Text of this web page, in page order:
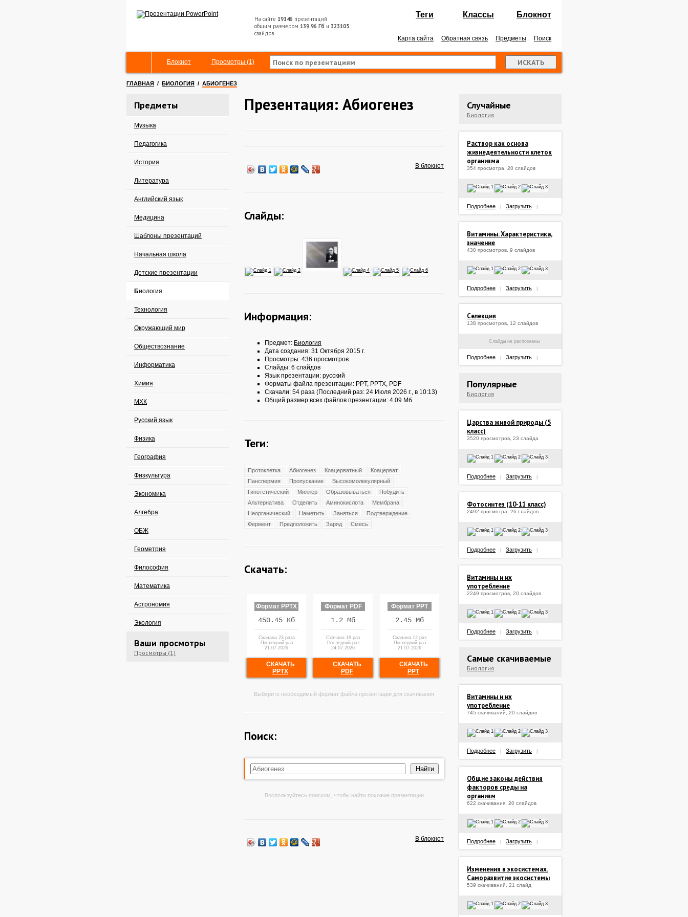
На сайте 19146 презентаций
общим размером 139.96 Гб и 323105
слайдов
Теги Классы Блокнот
Карта сайта Обратная связь Предметы Поиск
Блокнот Просмотры (1)
ГЛАВНАЯ / БИОЛОГИЯ / АБИОГЕНЕЗ
Предметы
Музыка
Педагогика
История
Литература
Английский язык
Медицина
Шаблоны презентаций
Начальная школа
Детские презентации
Биология
Технология
Окружающий мир
Обществознание
Информатика
Химия
МХК
Русский язык
Физика
География
Физкультура
Экономика
Алгебра
ОБЖ
Геометрия
Философия
Математика
Астрономия
Экология
Ваши просмотры
Просмотры (1)
Презентация: Абиогенез
В блокнот
Слайды:
Информация:
Предмет: Биология
Дата создания: 31 Октября 2015 г.
Просмотры: 436 просмотров
Слайды: 6 слайдов
Язык презентации: русский
Форматы файла презентации: PPT, PPTX, PDF
Скачали: 54 раза (Последний раз: 24 Июля 2026 г., в 10:13)
Общий размер всех файлов презентации: 4.09 Мб
Теги:
Протоклетка Абиогенез Коацерватный
Коацерват
Панспермия
Пропускание
Высокомолекулярный
Гипотетический
Миллер Образовываться
Побудить
Альтернатива
Отделить Аминокислота
Мембрана
Неорганический
Наметить Заняться
Подтверждение
Фермент
Предположить Заряд Смесь
Скачать:
Формат PPTX
450.45 Кб
Скачана 23 раза
Последний раз
21.07.2026
СКАЧАТЬ
PPTX
Формат PDF
1.2 Мб
Скачана 19 раз
Последний раз
24.07.2026
СКАЧАТЬ
PDF
Формат PPT
2.45 Мб
Скачана 12 раз
Последний раз
21.07.2026
СКАЧАТЬ
PPT
Выберите необходимый формат файла презентации для скачивания
Поиск:
Воспользуйтесь поиском, чтобы найти похожие презентации
В блокнот
Случайные
Биология
Раствор как основа
жизнедеятельности клеток
организма
354 просмотра, 20 слайдов
Подробнее Загрузить
Витамины. Характеристика,
значение
430 просмотров, 9 слайдов
Подробнее Загрузить
Селекция
138 просмотров, 12 слайдов
Слайды не распознаны
Подробнее Загрузить
Популярные
Биология
Царства живой природы (5
класс)
3520 просмотров, 23 слайда
Подробнее Загрузить
Фотосинтез (10-11 класс)
2492 просмотра, 26 слайдов
Подробнее Загрузить
Витамины и их
употребление
2249 просмотров, 20 слайдов
Подробнее Загрузить
Самые скачиваемые
Биология
Витамины и их
употребление
745 скачиваний, 20 слайдов
Подробнее Загрузить
Общие законы действия
факторов среды на
организм
622 скачивания, 20 слайдов
Подробнее Загрузить
Изменения в экосистемах.
Саморазвитие экосистемы
539 скачиваний, 21 слайд